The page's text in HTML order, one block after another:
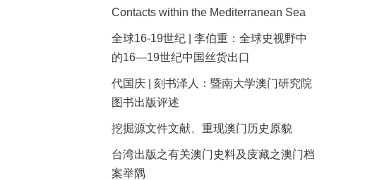
Contacts within the Mediterranean Sea
全球16-19世纪 | 李伯重：全球史视野中
的16—19世纪中国丝货出口
代国庆 | 刻书泽人：暨南大学澳门研究院
图书出版评述
挖掘源文件文献、重现澳门历史原貌
台湾出版之有关澳门史料及庋藏之澳门档
案举隅